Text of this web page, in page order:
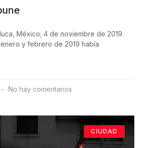
México; 4 de noviembre de 2019.
y febrero de 2019 había
No hay comentarios
CIUDAD